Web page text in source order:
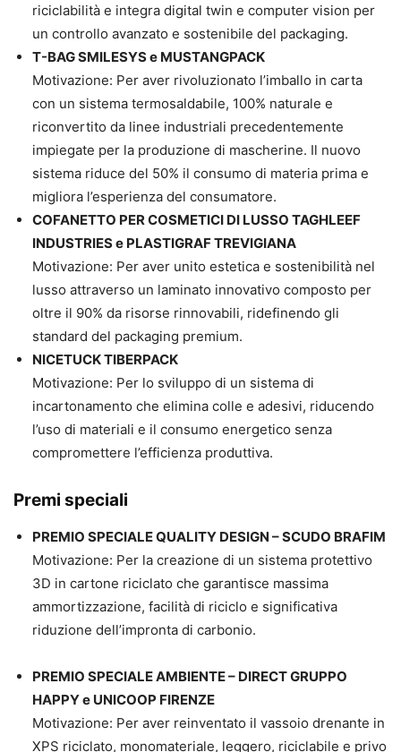
riciclabilità e integra digital twin e computer vision per
un controllo avanzato e sostenibile del packaging.
T-BAG SMILESYS e MUSTANGPACK
Motivazione: Per aver rivoluzionato l’imballo in carta
con un sistema termosaldabile, 100% naturale e
riconvertito da linee industriali precedentemente
impiegate per la produzione di mascherine. Il nuovo
sistema riduce del 50% il consumo di materia prima e
migliora l’esperienza del consumatore.
COFANETTO PER COSMETICI DI LUSSO TAGHLEEF
INDUSTRIES e PLASTIGRAF TREVIGIANA
Motivazione: Per aver unito estetica e sostenibilità nel
lusso attraverso un laminato innovativo composto per
oltre il 90% da risorse rinnovabili, ridefinendo gli
standard del packaging premium.
NICETUCK TIBERPACK
Motivazione: Per lo sviluppo di un sistema di
incartonamento che elimina colle e adesivi, riducendo
l’uso di materiali e il consumo energetico senza
compromettere l’efficienza produttiva.
Premi speciali
PREMIO SPECIALE QUALITY DESIGN – SCUDO BRAFIM
Motivazione: Per la creazione di un sistema protettivo
3D in cartone riciclato che garantisce massima
ammortizzazione, facilità di riciclo e significativa
riduzione dell’impronta di carbonio.
PREMIO SPECIALE AMBIENTE – DIRECT GRUPPO
HAPPY e UNICOOP FIRENZE
Motivazione: Per aver reinventato il vassoio drenante in
XPS riciclato, monomateriale, leggero, riciclabile e privo